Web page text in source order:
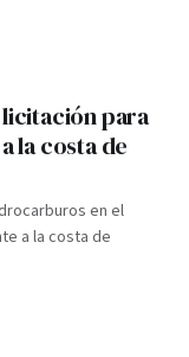
licitación para
la costa de
en el
a la costa de